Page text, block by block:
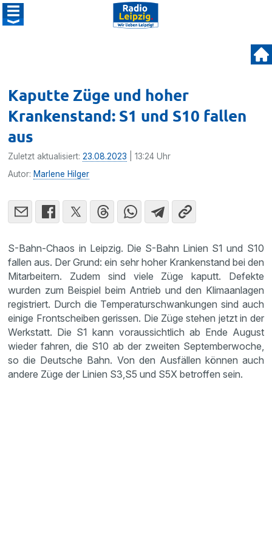
Kaputte Züge und hoher
Krankenstand: S1 und S10 fallen
aus
Zuletzt aktualisiert:23.08.2023 | 13:24 Uhr
Autor: Marlene Hilger
S-Bahn-Chaos in Leipzig. Die S-Bahn Linien S1 und S10
fallen aus. Der Grund: ein sehr hoher Krankenstand bei den
Mitarbeitern. Zudem sind viele Züge kaputt. Defekte
wurden zum Beispiel beim Antrieb und den Klimaanlagen
registriert. Durch die Temperaturschwankungen sind auch
einige Frontscheiben gerissen. Die Züge stehen jetzt in der
Werkstatt. Die S1 kann voraussichtlich ab Ende August
wieder fahren, die S10 ab der zweiten Septemberwoche,
so die Deutsche Bahn. Von den Ausfällen können auch
andere Züge der Linien S3,S5 und S5X betroffen sein.